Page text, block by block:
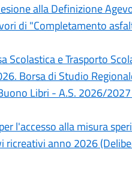
alla Definizione
di "Completamento
Scolastica e Trasporto
Borsa di Studio
Libri - A.S. 2026/
l'accesso alla misura
anno 2026